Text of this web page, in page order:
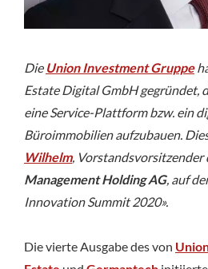
Die Union Investment Gruppe
Estate Digital GmbH gegründet,
eine Service-Plattform bzw. ein
Büroimmobilien aufzubauen.
Wilhelm, Vorstandsvorsitzender
Management Holding AG, auf
Innovation Summit 2020».
Die vierte Ausgabe des von